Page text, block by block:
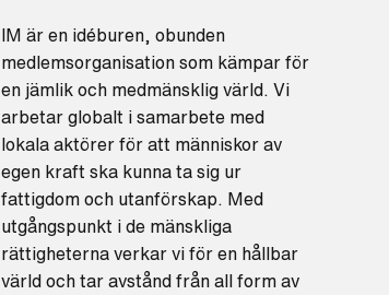
IM är en idéburen, obunden
medlemsorganisation som kämpar för
en jämlik och medmänsklig värld. Vi
arbetar globalt i samarbete med
lokala aktörer för att människor av
egen kraft ska kunna ta sig ur
fattigdom och utanförskap. Med
utgångspunkt i de mänskliga
rättigheterna verkar vi för en hållbar
värld och tar avstånd från all form av